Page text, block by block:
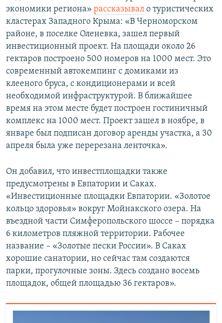
экономики региона» рассказывал о туристических
кластерах Западного Крыма: «В Черноморском
районе, в поселке Оленевка, зашел первый
инвестиционный проект. На площади около 26
гектаров построено 500 номеров на 1000 мест. Это
современный автокемпинг с домиками из
клееного бруса, с кондиционерами и всей
необходимой инфраструктурой. В ближайшее
время на этом месте будет построен гостиничный
комплекс на 1000 мест. Проект зашел в ноябре, в
январе был подписан договор аренды участка, а 30
апреля была уже перерезана ленточка».
Он добавил, что инвестплощадки также
предусмотрены в Евпатории и Саках.
«Инвестиционные площадки Евпатории. «Золотое
кольцо здоровья» вокруг Мойнакского озера. На
въездной части Симферопольского шоссе – порядка
6 километров пляжной территории. Рабочее
название – «Золотые пески России». В Саках
хорошие санатории, но сейчас там создаются
парки, прогулочные зоны. Здесь создано восемь
площадок, общей площадью 36 гектаров».